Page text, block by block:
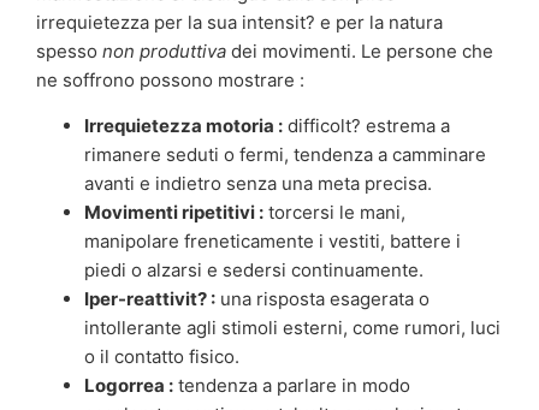
irrequietezza per la sua intensit? e per la natura
spesso non produttiva dei movimenti. Le persone che
ne soffrono possono mostrare :
Irrequietezza motoria : difficolt? estrema a
rimanere seduti o fermi, tendenza a camminare
avanti e indietro senza una meta precisa.
Movimenti ripetitivi : torcersi le mani,
manipolare freneticamente i vestiti, battere i
piedi o alzarsi e sedersi continuamente.
Iper-reattivit? : una risposta esagerata o
intollerante agli stimoli esterni, come rumori, luci
o il contatto fisico.
Logorrea : tendenza a parlare in modo